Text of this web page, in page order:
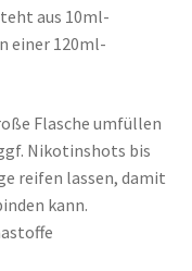
aus 10ml-
einer 120ml-
Flasche umfüllen
Nikotinshots bis
reifen lassen, damit
kann.